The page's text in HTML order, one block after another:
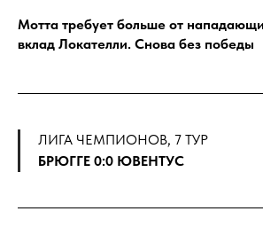
Мотта требует больше от
вклад Локателли. Снова без победы
ЛИГА ЧЕМПИОНОВ, 7 ТУР
БРЮГГЕ 0:0 ЮВЕНТУС